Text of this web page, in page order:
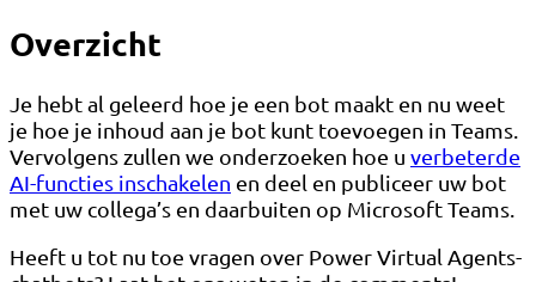
Overzicht
Je hebt al geleerd hoe je een bot maakt en nu weet
je hoe je inhoud aan je bot kunt toevoegen in Teams.
Vervolgens zullen we onderzoeken hoe u verbeterde
AI-functies inschakelen en deel en publiceer uw bot
met uw collega’s en daarbuiten op Microsoft Teams.
Heeft u tot nu toe vragen over Power Virtual Agents-